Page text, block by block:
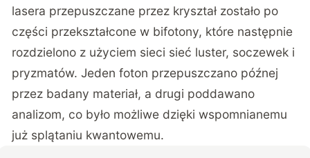
lasera przepuszczane przez kryształ zostało po
części przekształcone w bifotony, które następnie
rozdzielono z użyciem sieci sieć luster, soczewek i
pryzmatów. Jeden foton przepuszczano późnej
przez badany materiał, a drugi poddawano
analizom, co było możliwe dzięki wspomnianemu
już splątaniu kwantowemu.